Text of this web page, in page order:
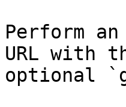
Perform
URL with
optional